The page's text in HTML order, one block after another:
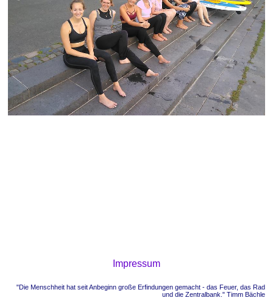
Impressum
"Die Menschheit hat seit Anbeginn große Erfindungen gemacht - das Feuer, das Rad
und die Zentralbank." Timm Bächle